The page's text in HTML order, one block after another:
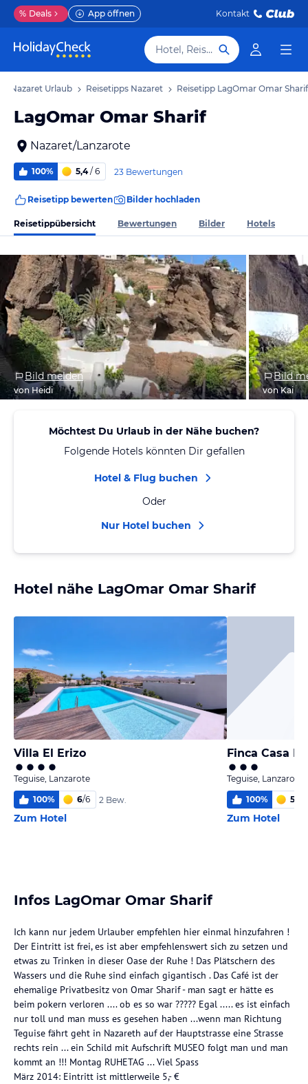
% Deals App öffnen Kontakt
Hotel, Reiseziel
Nazaret Urlaub Reisetipps Nazaret Reisetipp LagOmar Omar Sharif
LagOmar Omar Sharif
Nazaret/Lanzarote
100% 5,4/ 6 23 Bewertungen
Reisetipp bewerten Bilder hochladen
Reisetippübersicht Bewertungen Bilder Hotels
Bild melden
von Heidi
Bild
von Kai
Möchtest Du Urlaub in der Nähe buchen?
Folgende Hotels könnten Dir gefallen
Hotel & Flug buchen
Oder
Nur Hotel buchen
Hotel nähe LagOmar Omar Sharif
Villa El Erizo
Teguise, Lanzarote
100% 6/6 2 Bew.
Zum Hotel
Finca Casa
Teguise, Lanzarote
100% 5,5
Zum Hotel
Infos LagOmar Omar Sharif
Ich kann nur jedem Urlauber empfehlen hier einmal hinzufahren !
Der Eintritt ist frei, es ist aber empfehlenswert sich zu setzen und
etwas zu Trinken in dieser Oase der Ruhe ! Das Plätschern des
Wassers und die Ruhe sind einfach gigantisch . Das Café ist der
ehemalige Privatbesitz von Omar Sharif - man sagt er hätte es
beim pokern verloren .... ob es so war ????? Egal ..... es ist einfach
nur toll und man muss es gesehen haben ...wenn man Richtung
Teguise fährt geht in Nazareth auf der Hauptstrasse eine Strasse
rechts rein ... ein Schild mit Aufschrift MUSEO folgt man und man
kommt an !!! Montag RUHETAG ... Viel Spass
März 2014: Eintritt ist mittlerweile 5,- €